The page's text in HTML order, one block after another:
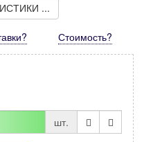
...
Стоимость?
шт.